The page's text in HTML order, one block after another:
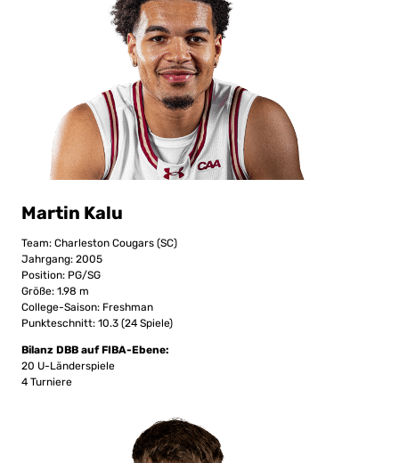
Martin Kalu
Team: Charleston Cougars (SC)
Jahrgang: 2005
Position: PG/SG
Größe: 1.98 m
College-Saison: Freshman
Punkteschnitt: 10.3 (24 Spiele)
Bilanz DBB auf FIBA-Ebene:
20 U-Länderspiele
4 Turniere